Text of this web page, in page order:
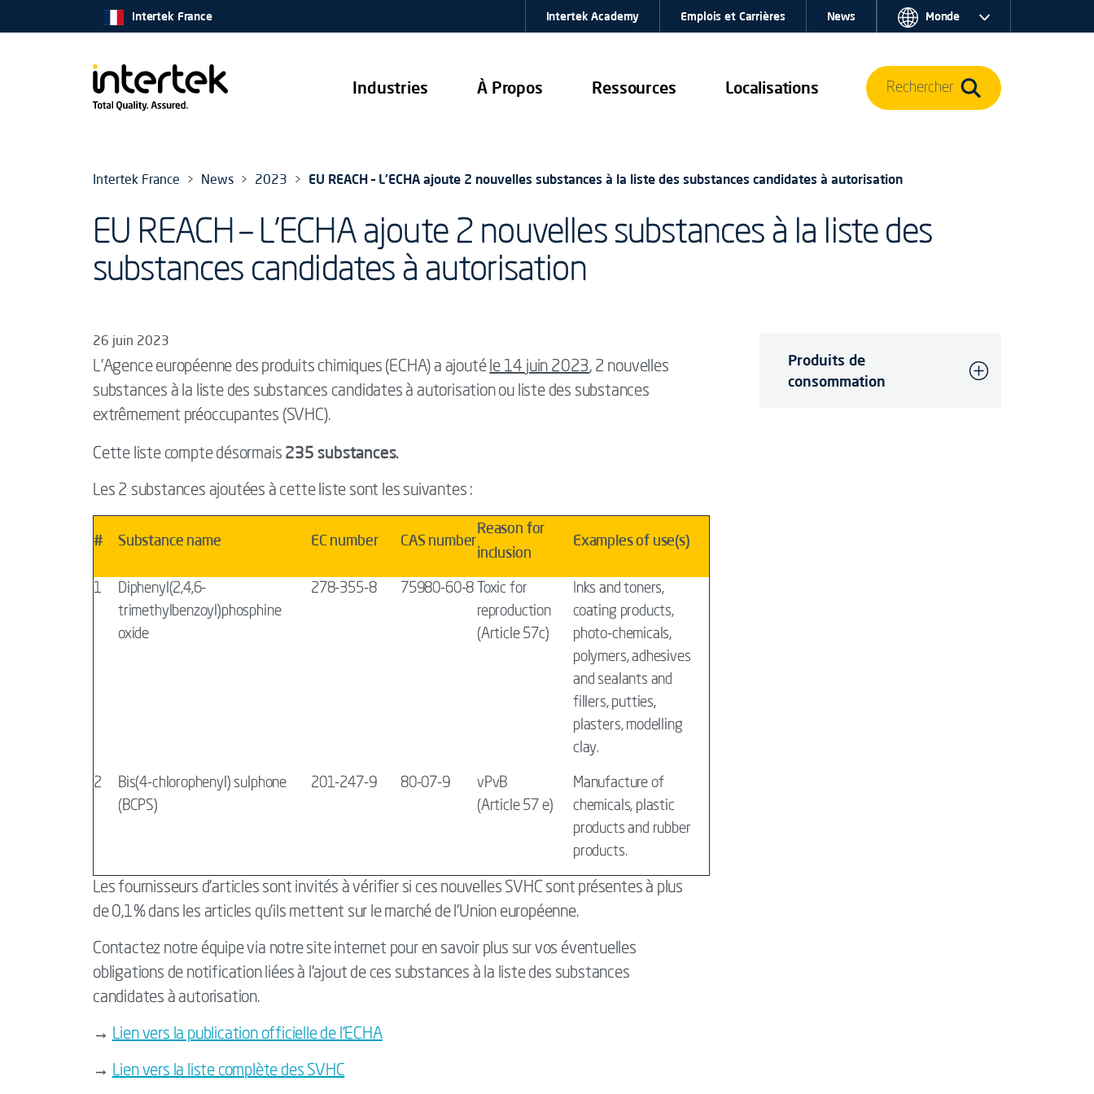
Industries À Propos Ressources Localisations
Intertek France Intertek Academy Emplois et Carrières News Monde
Rechercher
Intertek France News 2023 EU REACH – L'ECHA ajoute 2 nouvelles substances à la liste des substances candidates à autorisation
EU REACH – L'ECHA ajoute 2 nouvelles substances à la liste des
substances candidates à autorisation
26 juin 2023
L'Agence européenne des produits chimiques (ECHA) a ajouté le 14 juin 2023, 2 nouvelles
substances à la liste des substances candidates à autorisation ou liste des substances
extrêmement préoccupantes (SVHC).
Cette liste compte désormais 235 substances.
Les 2 substances ajoutées à cette liste sont les suivantes :
# Substance name EC number CAS number
Reason for
inclusion
Examples of use(s)
1
Diphenyl(2,4,6-
trimethylbenzoyl)phosphine
oxide
278-355-8 75980-60-8
Toxic for
reproduction
(Article 57c)
Inks and toners,
coating products,
photo-chemicals,
polymers, adhesives
and sealants and
fillers, putties,
plasters, modelling
clay.
2
Bis(4-chlorophenyl) sulphone
(BCPS)
201-247-9 80-07-9
vPvB
(Article 57 e)
Manufacture of
chemicals, plastic
products and rubber
products.
Les fournisseurs d'articles sont invités à vérifier si ces nouvelles SVHC sont présentes à plus
de 0,1% dans les articles qu'ils mettent sur le marché de l'Union européenne.
Contactez notre équipe via notre site internet pour en savoir plus sur vos éventuelles
obligations de notification liées à l'ajout de ces substances à la liste des substances
candidates à autorisation.
→ Lien vers la publication officielle de l'ECHA
→ Lien vers la liste complète des SVHC
Produits de
consommation